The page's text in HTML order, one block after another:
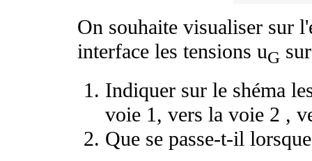
On souhaite visualiser sur
interface les tensions uG
Indiquer sur le shéma
voie 1, vers la voie 2 ,
Que se passe-t-il